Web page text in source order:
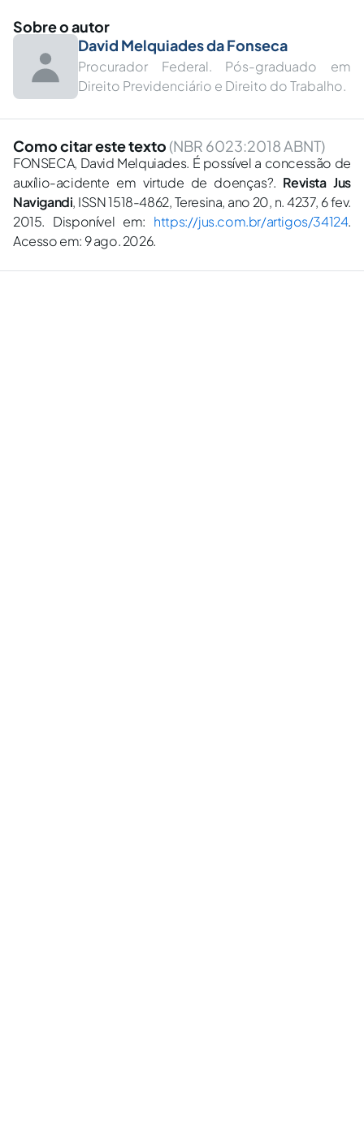
Sobre o autor
David Melquiades da Fonseca
Procurador Federal. Pós-graduado em
Direito Previdenciário e Direito do Trabalho.
Como citar este texto (NBR 6023:2018 ABNT)
FONSECA, David Melquiades. É possível a concessão de
auxílio-acidente em virtude de doenças?. Revista Jus
Navigandi, ISSN 1518-4862, Teresina, ano 20, n. 4237, 6 fev.
2015. Disponível em: https://jus.com.br/artigos/34124.
Acesso em: 9 ago. 2026.